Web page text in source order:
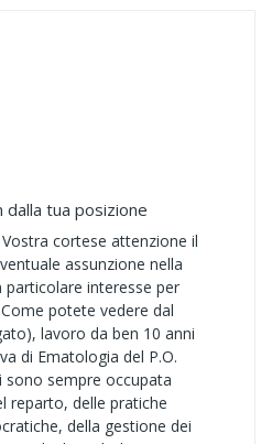
dalla tua posizione
cortese attenzione il
assunzione nella
particolare interesse per
potete vedere dal
lavoro da ben 10 anni
di Ematologia del P.O.
sono sempre occupata
reparto, delle pratiche
della gestione dei